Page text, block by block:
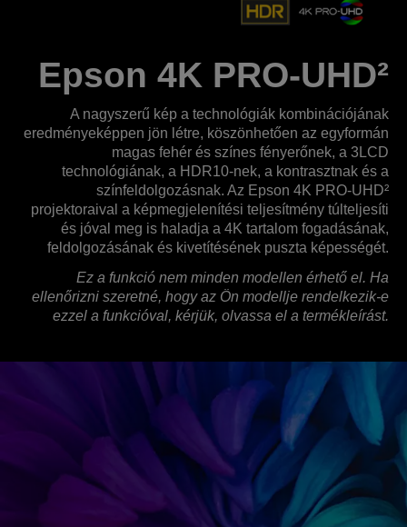
Epson 4K PRO-UHD²
A nagyszerű kép a technológiák kombinációjának
eredményeképpen jön létre, köszönhetően az egyformán
magas fehér és színes fényerőnek, a 3LCD
technológiának, a HDR10-nek, a kontrasztnak és a
színfeldolgozásnak. Az Epson 4K PRO-UHD²
projektoraival a képmegjelenítési teljesítmény túlteljesíti
és jóval meg is haladja a 4K tartalom fogadásának,
feldolgozásának és kivetítésének puszta képességét.
Ez a funkció nem minden modellen érhető el. Ha
ellenőrizni szeretné, hogy az Ön modellje rendelkezik-e
ezzel a funkcióval, kérjük, olvassa el a termékleírást.